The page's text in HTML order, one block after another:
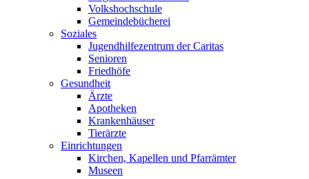
Volkshochschule
Gemeindebücherei
Soziales
Jugendhilfezentrum der Caritas
Senioren
Friedhöfe
Gesundheit
Ärzte
Apotheken
Krankenhäuser
Tierärzte
Einrichtungen
Kirchen, Kapellen und Pfarrämter
Museen